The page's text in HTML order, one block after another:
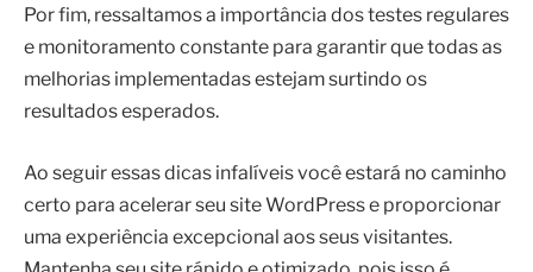
Por fim, ressaltamos a importância dos testes regulares
e monitoramento constante para garantir que todas as
melhorias implementadas estejam surtindo os
resultados esperados.
Ao seguir essas dicas infalíveis você estará no caminho
certo para acelerar seu site WordPress e proporcionar
uma experiência excepcional aos seus visitantes.